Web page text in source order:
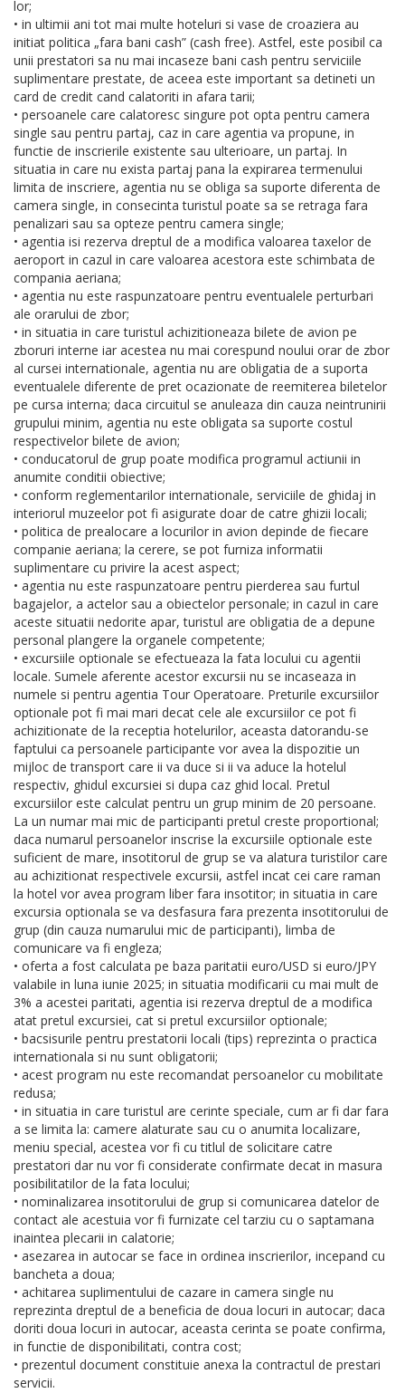
lor;
• in ultimii ani tot mai multe hoteluri si vase de croaziera au
initiat politica „fara bani cash” (cash free). Astfel, este posibil ca
unii prestatori sa nu mai incaseze bani cash pentru serviciile
suplimentare prestate, de aceea este important sa detineti un
card de credit cand calatoriti in afara tarii;
• persoanele care calatoresc singure pot opta pentru camera
single sau pentru partaj, caz in care agentia va propune, in
functie de inscrierile existente sau ulterioare, un partaj. In
situatia in care nu exista partaj pana la expirarea termenului
limita de inscriere, agentia nu se obliga sa suporte diferenta de
camera single, in consecinta turistul poate sa se retraga fara
penalizari sau sa opteze pentru camera single;
• agentia isi rezerva dreptul de a modifica valoarea taxelor de
aeroport in cazul in care valoarea acestora este schimbata de
compania aeriana;
• agentia nu este raspunzatoare pentru eventualele perturbari
ale orarului de zbor;
• in situatia in care turistul achizitioneaza bilete de avion pe
zboruri interne iar acestea nu mai corespund noului orar de zbor
al cursei internationale, agentia nu are obligatia de a suporta
eventualele diferente de pret ocazionate de reemiterea biletelor
pe cursa interna; daca circuitul se anuleaza din cauza neintrunirii
grupului minim, agentia nu este obligata sa suporte costul
respectivelor bilete de avion;
• conducatorul de grup poate modifica programul actiunii in
anumite conditii obiective;
• conform reglementarilor internationale, serviciile de ghidaj in
interiorul muzeelor pot fi asigurate doar de catre ghizii locali;
• politica de prealocare a locurilor in avion depinde de fiecare
companie aeriana; la cerere, se pot furniza informatii
suplimentare cu privire la acest aspect;
• agentia nu este raspunzatoare pentru pierderea sau furtul
bagajelor, a actelor sau a obiectelor personale; in cazul in care
aceste situatii nedorite apar, turistul are obligatia de a depune
personal plangere la organele competente;
• excursiile optionale se efectueaza la fata locului cu agentii
locale. Sumele aferente acestor excursii nu se incaseaza in
numele si pentru agentia Tour Operatoare. Preturile excursiilor
optionale pot fi mai mari decat cele ale excursiilor ce pot fi
achizitionate de la receptia hotelurilor, aceasta datorandu-se
faptului ca persoanele participante vor avea la dispozitie un
mijloc de transport care ii va duce si ii va aduce la hotelul
respectiv, ghidul excursiei si dupa caz ghid local. Pretul
excursiilor este calculat pentru un grup minim de 20 persoane.
La un numar mai mic de participanti pretul creste proportional;
daca numarul persoanelor inscrise la excursiile optionale este
suficient de mare, insotitorul de grup se va alatura turistilor care
au achizitionat respectivele excursii, astfel incat cei care raman
la hotel vor avea program liber fara insotitor; in situatia in care
excursia optionala se va desfasura fara prezenta insotitorului de
grup (din cauza numarului mic de participanti), limba de
comunicare va fi engleza;
• oferta a fost calculata pe baza paritatii euro/USD si euro/JPY
valabile in luna iunie 2025; in situatia modificarii cu mai mult de
3% a acestei paritati, agentia isi rezerva dreptul de a modifica
atat pretul excursiei, cat si pretul excursiilor optionale;
• bacsisurile pentru prestatorii locali (tips) reprezinta o practica
internationala si nu sunt obligatorii;
• acest program nu este recomandat persoanelor cu mobilitate
redusa;
• in situatia in care turistul are cerinte speciale, cum ar fi dar fara
a se limita la: camere alaturate sau cu o anumita localizare,
meniu special, acestea vor fi cu titlul de solicitare catre
prestatori dar nu vor fi considerate confirmate decat in masura
posibilitatilor de la fata locului;
• nominalizarea insotitorului de grup si comunicarea datelor de
contact ale acestuia vor fi furnizate cel tarziu cu o saptamana
inaintea plecarii in calatorie;
• asezarea in autocar se face in ordinea inscrierilor, incepand cu
bancheta a doua;
• achitarea suplimentului de cazare in camera single nu
reprezinta dreptul de a beneficia de doua locuri in autocar; daca
doriti doua locuri in autocar, aceasta cerinta se poate confirma,
in functie de disponibilitati, contra cost;
• prezentul document constituie anexa la contractul de prestari
servicii.